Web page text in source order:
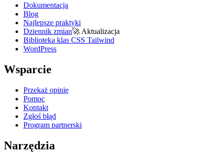
Dokumentacja
Blog
Najlepsze praktyki
Dziennik zmian🚀 Aktualizacja
Biblioteka klas CSS Tailwind
WordPress
Wsparcie
Przekaż opinię
Pomoc
Kontakt
Zgłoś błąd
Program partnerski
Narzędzia